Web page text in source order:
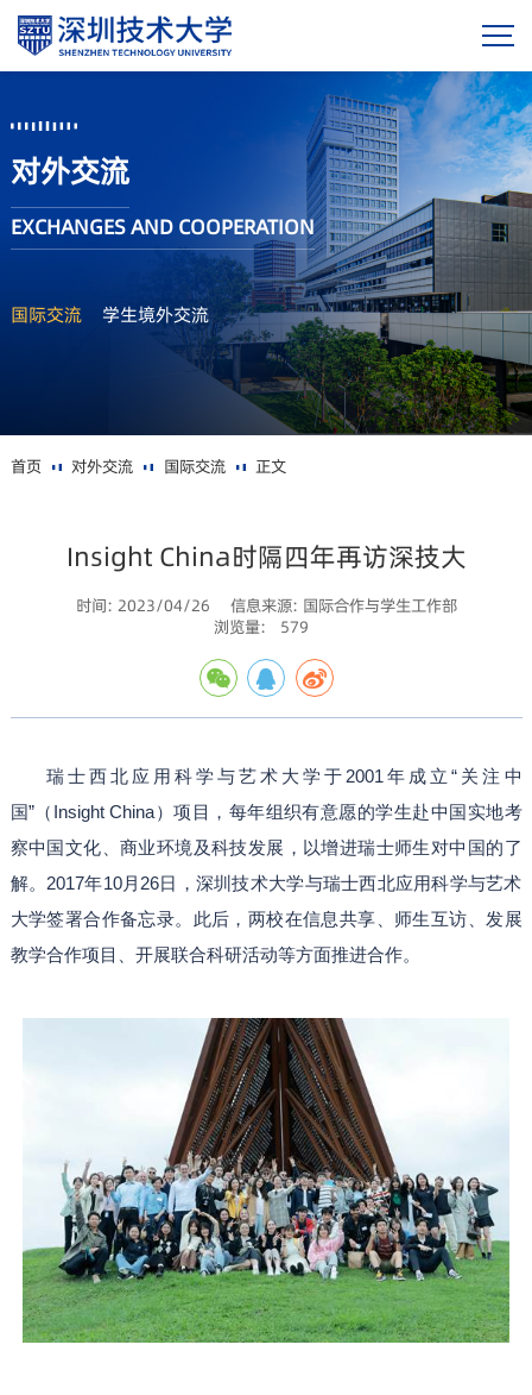
对外交流
EXCHANGES AND COOPERATION
国际交流 学生境外交流
首页 对外交流 国际交流 正文
Insight China时隔四年再访深技大
时间: 2023/04/26
信息来源: 国际合作与学生工作部
浏览量:
579
瑞士西北应用科学与艺术大学于2001年成立“关注中
国”（Insight China）项目，每年组织有意愿的学生赴中国实地考
察中国文化、商业环境及科技发展，以增进瑞士师生对中国的了
解。2017年10月26日，深圳技术大学与瑞士西北应用科学与艺术
大学签署合作备忘录。此后，两校在信息共享、师生互访、发展
教学合作项目、开展联合科研活动等方面推进合作。